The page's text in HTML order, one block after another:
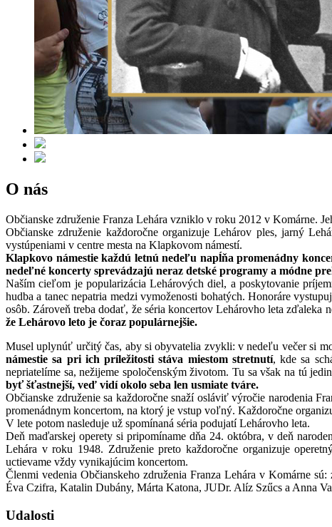
O nás
Občianske združenie Franza Lehára vzniklo v roku 2012 v Komárne.
Občianske združenie každoročne organizuje Lehárov ples, jarný
vystúpeniami v centre mesta na Klapkovom námestí.
Klapkovo námestie každú letnú nedeľu napĺňa promenádny
nedeľné koncerty sprevádzajú neraz detské programy a módne
Naším cieľom je popularizácia Lehárových diel, a poskytovanie
hudba a tanec nepatria medzi vymoženosti bohatých. Honoráre
osôb. Zároveň treba dodať, že séria koncertov Lehárovho leta
že Lehárovo leto je čoraz populárnejšie.
Musel uplynúť určitý čas, aby si obyvatelia zvykli: v nedeľu večer si
námestie sa pri ich príležitosti stáva miestom stretnutí, kde sa
nepriatelíme sa, nežijeme spoločenským životom. Tu sa však na tú
byť šťastnejší, veď vidí okolo seba len usmiate tváre.
Občianske združenie sa každoročne snaží osláviť výročie narodenia
promenádnym koncertom, na ktorý je vstup voľný. Každoročne
V lete potom nasleduje už spomínaná séria podujatí Lehárovho leta.
Deň maďarskej operety si pripomíname dňa 24. októbra, v deň
Lehára v roku 1948. Združenie preto každoročne organizuje
uctievame vždy vynikajúcim koncertom.
Členmi vedenia Občianskeho združenia Franza Lehára v Komárne
Éva Czifra, Katalin Dubány, Márta Katona, JUDr. Alíz Szűcs a Anna
Udalosti